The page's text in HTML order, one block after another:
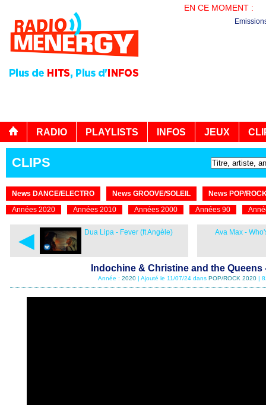
EN CE MOMENT :
RADIO PLAYLISTS INFOS JEUX
CLIPS
News DANCE/ELECTRO News GROOVE/SOLEIL
News POP/
Années 2020
Années 2010 Années 2000 Années 90
◄ Dua Lipa - Fever (ft Angèle) Ava Max -
Indochine & Christine and the Queens
Année : 2020 | Ajouté le 11/07/24 dans POP/ROCK 2020 |